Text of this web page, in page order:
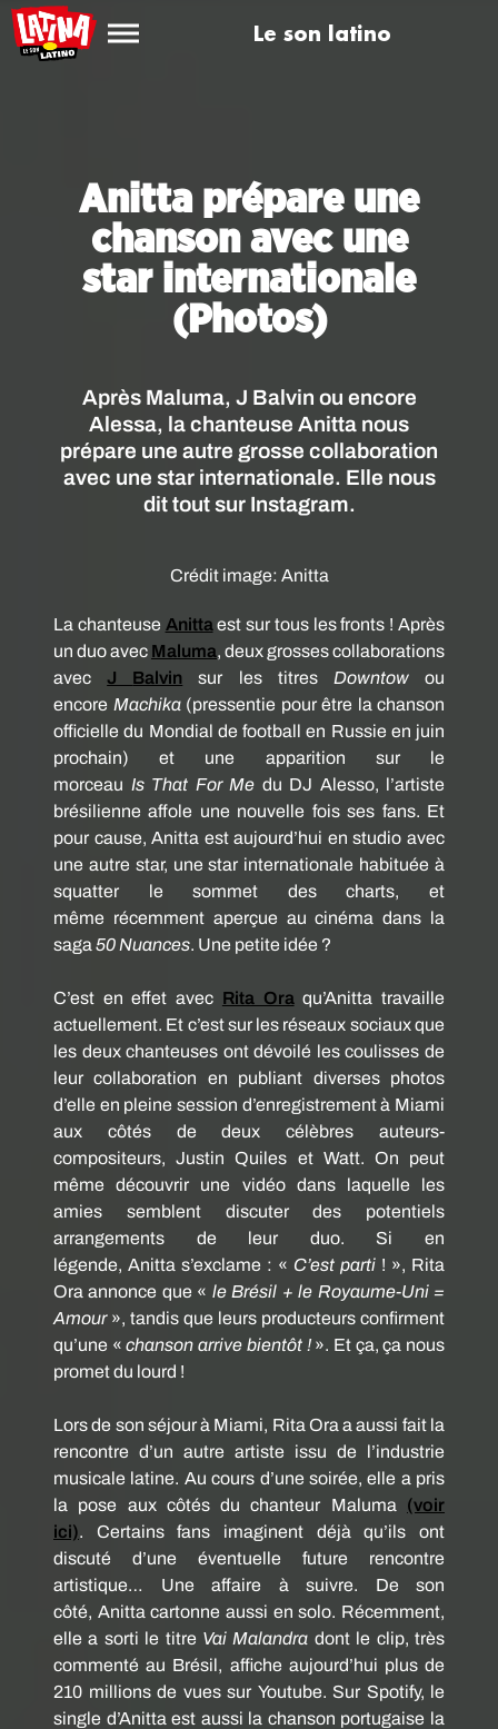
Le son latino
Anitta prépare une
chanson avec une
star internationale
(Photos)
Après Maluma, J Balvin ou encore
Alessa, la chanteuse Anitta nous
prépare une autre grosse collaboration
avec une star internationale. Elle nous
dit tout sur Instagram.
Crédit image: Anitta
La chanteuse Anitta est sur tous les fronts ! Après
un duo avec Maluma, deux grosses collaborations
avecJ Balvin sur les titres Downtowou
encore Machika (pressentie pour être la chanson
officielle du Mondial de football en Russie en juin
prochain)
et une apparition sur le
morceau Is That For Me du DJ Alesso, l’artiste
brésilienne affole une nouvelle fois ses fans. Et
pour cause, Anitta est aujourd’hui en studio avec
une autre star, une star internationale habituée à
squatter le sommet des
charts, et
même récemment aperçue au cinéma dans la
saga 50 Nuances. Une petite idée ?
C’est en effet avec Rita Ora qu’Anitta travaille
actuellement. Et c’est sur les réseaux sociaux que
les deux chanteuses ont dévoilé les coulisses de
leur collaboration en publiant diverses photos
d’elle en pleine session d’enregistrement à Miami
aux côtés de deux célèbres auteurs-
compositeurs, Justin
Quiles et Watt. On peut
même découvrir une vidéo dans laquelle les
amies semblent discuter des potentiels
arrangements de leur duo.
Si en
légende, Anitta s’exclame : « C’est parti ! », Rita
Ora annonce que « le Brésil + le Royaume-Uni =
Amour», tandis que leurs producteurs confirment
qu’une «chanson arrive bientôt ! ». Et ça, ça nous
promet du lourd !
Lors de son séjour à Miami, Rita Ora a aussi fait la
rencontre d’un autre artiste issu de l’industrie
musicale latine. Au cours d’une soirée, elle a pris
la pose aux côtés du chanteur
Maluma
(voir
ici).
Certains fans imaginent déjà qu’ils ont
discuté d’une éventuelle future rencontre
artistique…
Une affaire à suivre.
De son
côté, Anitta cartonne aussi en solo. Récemment,
elle a sorti le titre Vai Malandra dont le clip, très
commenté au Brésil, affiche aujourd’hui plus de
210 millions de vues sur Youtube. Sur Spotify, le
single d’Anitta est aussi la chanson portugaise la